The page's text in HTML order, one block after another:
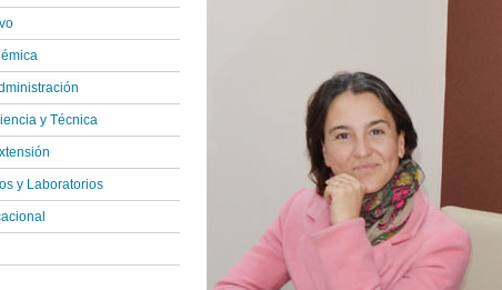
y Técnica
y Laboratorios